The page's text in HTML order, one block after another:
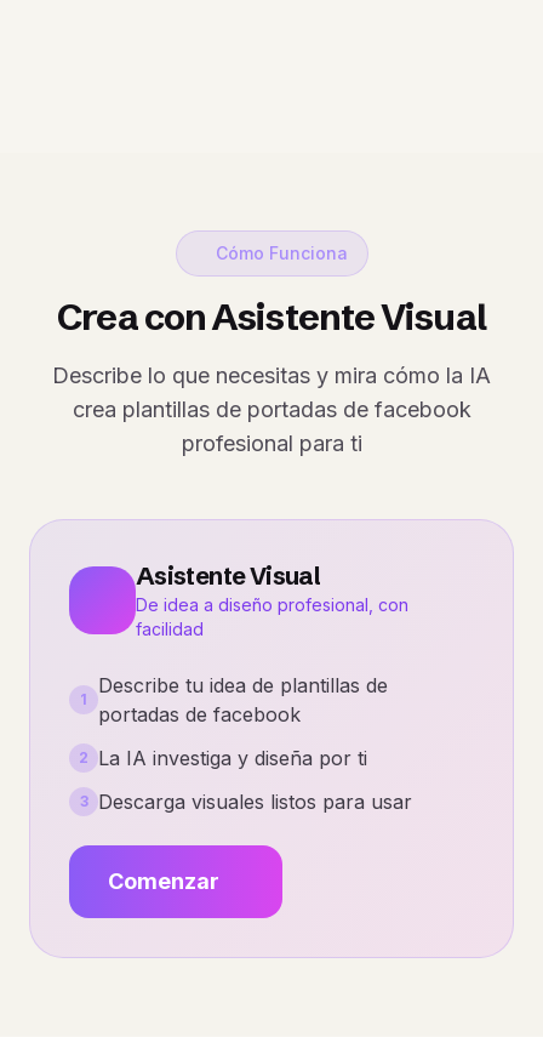
Cómo Funciona
Crea con Asistente Visual
Describe lo que necesitas y mira cómo la IA
crea plantillas de portadas de facebook
profesional para ti
Asistente Visual
De idea a diseño profesional, con
facilidad
1
Describe tu idea de plantillas de
portadas de facebook
2 La IA investiga y diseña por ti
3 Descarga visuales listos para usar
Comenzar